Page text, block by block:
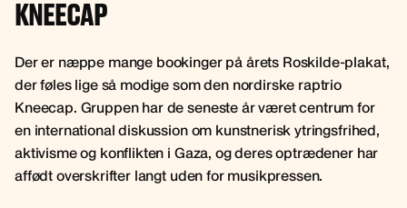
KNEECAP
Der er næppe mange bookinger på årets Roskilde-plakat,
der føles lige så modige som den nordirske raptrio
Kneecap. Gruppen har de seneste år været centrum for
en international diskussion om kunstnerisk ytringsfrihed,
aktivisme og konflikten i Gaza, og deres optrædener har
affødt overskrifter langt uden for musikpressen.